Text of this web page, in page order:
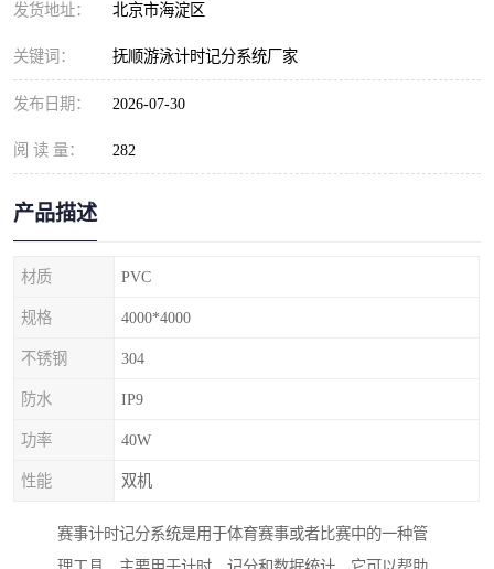
发货地址： 北京市海淀区
关键词： 抚顺游泳计时记分系统厂家
发布日期： 2026-07-30
阅 读 量： 282
产品描述
材质 PVC
规格 4000*4000
不锈钢 304
防水 IP9
功率 40W
性能 双机
赛事计时记分系统是用于体育赛事或者比赛中的一种管